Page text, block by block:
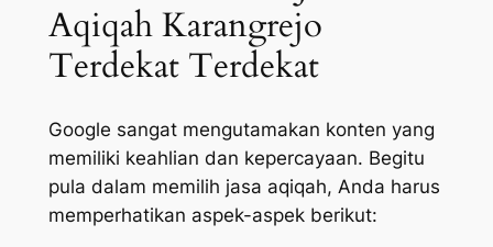
Aqiqah Karangrejo
Terdekat Terdekat
Google sangat mengutamakan konten yang
memiliki keahlian dan kepercayaan. Begitu
pula dalam memilih jasa aqiqah, Anda harus
memperhatikan aspek-aspek berikut: